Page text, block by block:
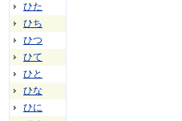
ひた
ひち
ひつ
ひて
ひと
ひな
ひに